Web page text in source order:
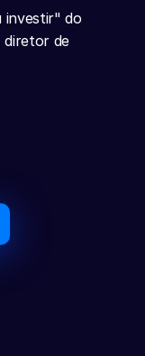
investir" do
diretor de